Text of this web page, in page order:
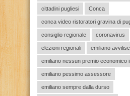
cittadini pugliesi Conca
conca video ristoratori gravina di
consiglio regionale coronavirus
elezioni regionali emiliano
emiliano nessun premio economico
emiliano pessimo assessore
emiliano sempre dalla durso